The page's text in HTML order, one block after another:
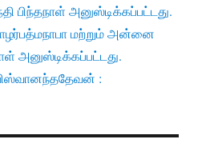
பிந்தநாள் அனுஸ்டிக்கப்பட்டது.
மற்றும் அன்னை
அனுஸ்டிக்கப்பட்டது.
: